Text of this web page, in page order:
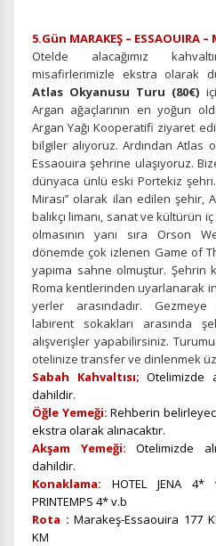
Tercihleri
5.Gün MARAKEŞ – ESSAOUIRA –
Otelde alacağımız
misafirlerimizle ekstra olarak
Atlas Okyanusu Turu (80€)
Argan ağaçlarının en yoğun
Argan Yağı Kooperatifi ziyaret
bilgiler alıyoruz. Ardından Atlas
Essaouira şehrine ulaşıyoruz.
dünyaca ünlü eski Portekiz şehri.
Mirası’’ olarak ilan edilen şehir,
balıkçı limanı, sanat ve kültürün
olmasının yanı sıra Orson
dönemde çok izlenen Game of
yapıma sahne olmuştur. Şehrin
Roma kentlerinden uyarlanarak
yerler arasındadır. Gezmeye
labirent sokakları arasında
alışverişler yapabilirsiniz.
otelinize transfer ve dinlenmek
Sabah Kahvaltısı; Otelimizde
dahildir.
Öğle Yemeği: Rehberin
ekstra olarak alınacaktır.
Akşam Yemeği: Otelimizde
dahildir.
Konaklama: HOTEL JENA 4*
PRINTEMPS 4* v.b
Rota : Marakeş-Essaouira 177
KM